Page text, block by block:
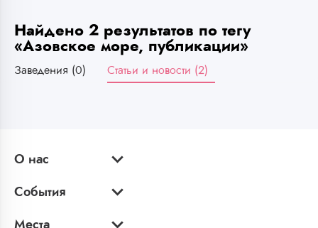
Найдено 2 результатов по тегу
«Азовское море, публикации»
Заведения (0) Статьи и новости (2)
О нас
События
Места